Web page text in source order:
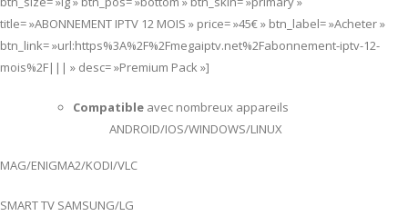
title= »ABONNEMENT IPTV 12 MOIS » price= »45€ » btn_label= »Acheter »
btn_link= »url:https%3A%2F%2Fmegaiptv.net%2Fabonnement-iptv-12-
mois%2F||| » desc= »Premium Pack »]
Compatible avec nombreux appareils
ANDROID/IOS/WINDOWS/LINUX
MAG/ENIGMA2/KODI/VLC
SMART TV SAMSUNG/LG